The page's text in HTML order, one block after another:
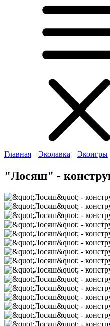
Главная—Эколавка—Экоигры
"Лосяш" -